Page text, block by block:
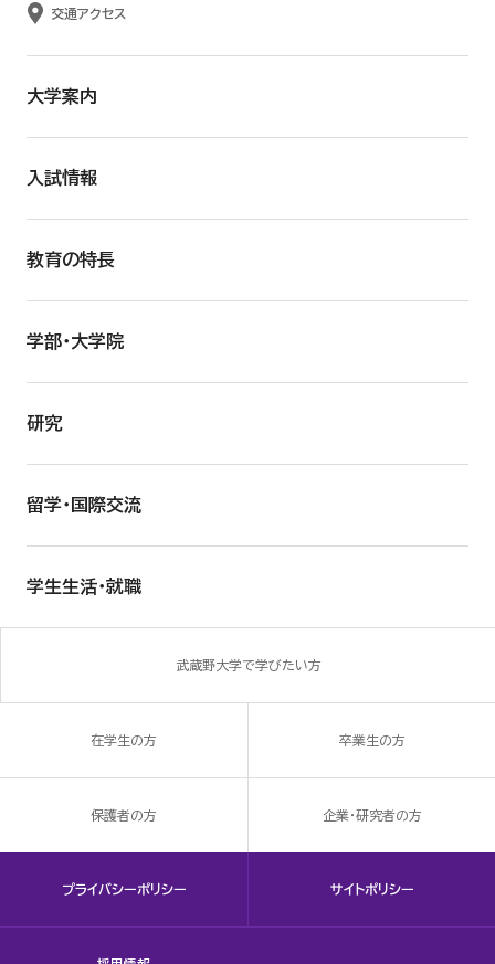
交通アクセス
大学案内
入試情報
教育の特長
学部・大学院
研究
留学・国際交流
学生生活・就職
武蔵野大学で学びたい方
在学生の方 卒業生の方
保護者の方 企業・研究者の方
プライバシーポリシー サイトポリシー